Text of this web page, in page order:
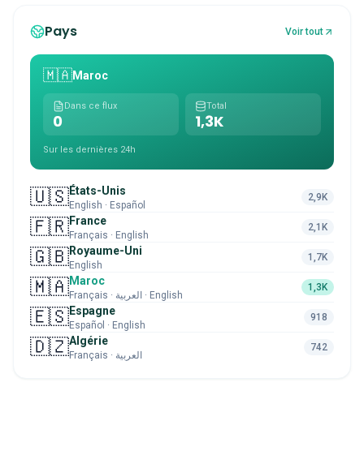
Pays Voir tout
🇲🇦Maroc
Dans ce flux
0
Total
1,3K
Sur les dernières 24h
🇺🇸États-Unis
English · Español
2,9K
🇫🇷France
Français · English
2,1K
🇬🇧Royaume-Uni
English
1,7K
🇲🇦Maroc
Français · العربية · English
1,3K
🇪🇸Espagne
Español · English
918
🇩🇿Algérie
Français · العربية
742